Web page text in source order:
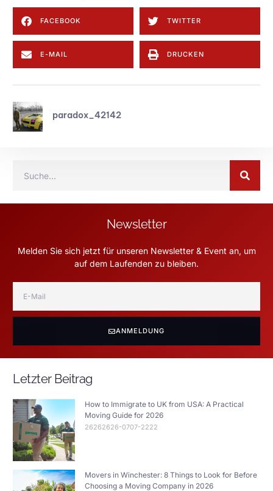
FACEBOOK TWITTER
E-MAIL DRUCKEN
paradox_42142
Newsletter
Melden Sie sich jetzt für unseren Newsletter & Event an, um
auf dem Laufenden zu bleiben.
ANMELDUNG
Letzter Beitrag
How to Immigrate to UK from USA: A Practical
Moving Guide for 2026
26262626-0707-2222
Movers in Winchester: 8 Things to Look for Before
Choosing a Moving Company in 2026